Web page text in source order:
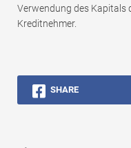
Verwendung des Kapitals
Kreditnehmer.
SHARE